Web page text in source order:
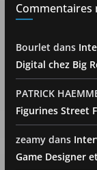
Commentaires
Bourlet dans
Digital chez Big
PATRICK
Figurines Street
zeamydans
Game Designer